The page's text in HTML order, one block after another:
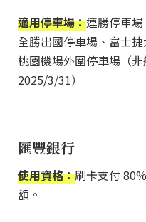
適用停車場：連勝停車
全勝出國停車場、富士
桃園機場外圍停車場（
2025/3/31）
匯豐銀行
使用資格：刷卡支付
額。